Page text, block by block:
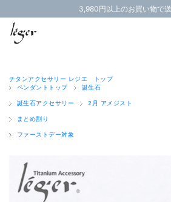
3,980円以上のお買い物で
チタンアクセサリー レジエ トップ
ペンダントトップ
誕生石
誕生石アクセサリー 2月 アメジスト
まとめ割り
ファーストデー対象